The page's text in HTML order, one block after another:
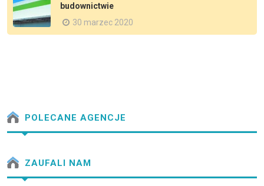
budownictwie
30 marzec 2020
POLECANE AGENCJE
ZAUFALI NAM